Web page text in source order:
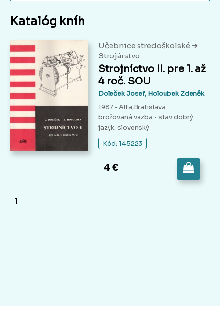
Katalóg kníh
Učebnice stredoškolské ➔
Strojárstvo
Strojníctvo II. pre 1. až
4 roč. SOU
Doleček Josef, Holoubek Zdeněk
1987 • Alfa,Bratislava
brožovaná väzba • stav dobrý
jazyk: slovenský
Kód: 145223
4 €
1